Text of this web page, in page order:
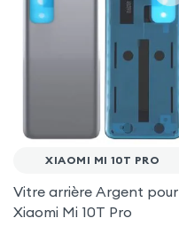
XIAOMI MI 10T PRO
Vitre arrière Argent pour
Xiaomi Mi 10T Pro